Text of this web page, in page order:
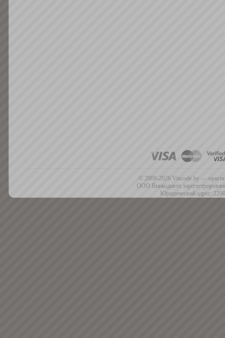
© 2009-2026 Vincode.by —
ООО Винкодавто
Юридический адрес: